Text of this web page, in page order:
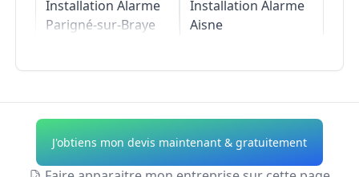
Installation Alarme
Parigné-sur-Braye
Installation Alarme
Montpinçon
Installation Alarme
Moulay
Installation Alarme
Aisne
Installation Alarme
Alpes-de-Haute-
Provence
J'obtiens mon devis maintenant & gratuitement